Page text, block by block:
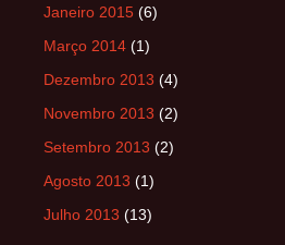
Janeiro 2015 (6)
Março 2014 (1)
Dezembro 2013 (4)
Novembro 2013 (2)
Setembro 2013 (2)
Agosto 2013 (1)
Julho 2013 (13)